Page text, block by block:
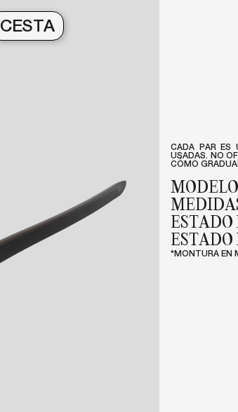
CESTA
CADA PAR ES
USADAS. NO
CÓMO
MODELO
ESTADO
*MONTURA EN